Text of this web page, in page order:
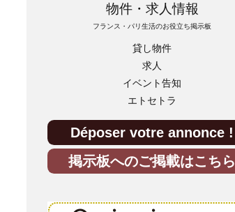
物件・求人情報
フランス・パリ生活のお役立ち掲示板
貸し物件
求人
イベント告知
エトセトラ
Déposer votre annonce !
掲示板へのご掲載はこちら